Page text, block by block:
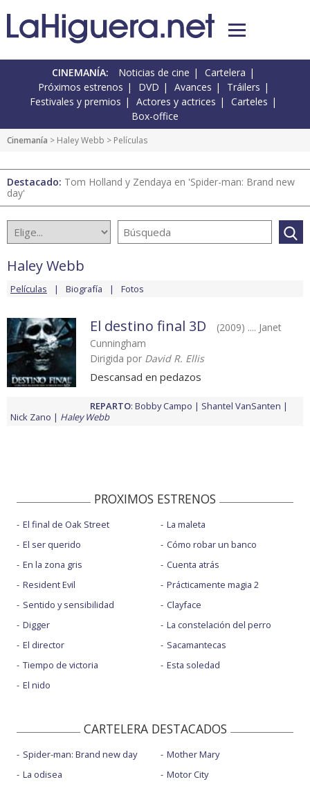
CINEMANÍA: Noticias de cine
Cartelera
Próximos estrenos
DVD Avances
Tráilers
Festivales y premios
Actores y actrices
Carteles
Box-office
Cinemanía > Haley Webb > Películas
Destacado: Tom Holland y Zendaya en 'Spider-man: Brand new
day'
Haley Webb
Películas Biografía Fotos
El destino final 3D
(2009) .... Janet
Cunningham
Dirigida por David R. Ellis
Descansad en pedazos
REPARTO: Bobby Campo
Shantel VanSanten
Nick Zano
Haley Webb
PROXIMOS ESTRENOS
El final de Oak Street
El ser querido
En la zona gris
Resident Evil
Sentido y sensibilidad
Digger
El director
Tiempo de victoria
El nido
La maleta
Cómo robar un banco
Cuenta atrás
Prácticamente magia 2
Clayface
La constelación del perro
Sacamantecas
Esta soledad
CARTELERA DESTACADOS
Spider-man: Brand new day
La odisea
Mother Mary
Motor City